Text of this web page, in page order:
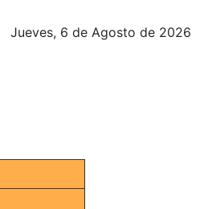
Jueves, 6 de Agosto de 2026